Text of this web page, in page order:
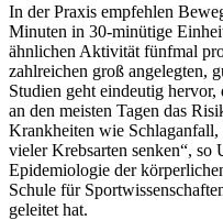
In der Praxis empfehlen
Minuten in 30-minütige
ähnlichen Aktivität fünfmal
zahlreichen groß angelegten,
Studien geht eindeutig
an den meisten Tagen das
Krankheiten wie
vieler Krebsarten senken“,
Epidemiologie der
Schule für
geleitet hat.